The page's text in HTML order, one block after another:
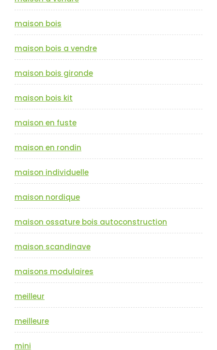
maison bois
maison bois a vendre
maison bois gironde
maison bois kit
maison en fuste
maison en rondin
maison individuelle
maison nordique
maison ossature bois autoconstruction
maison scandinave
maisons modulaires
meilleur
meilleure
mini